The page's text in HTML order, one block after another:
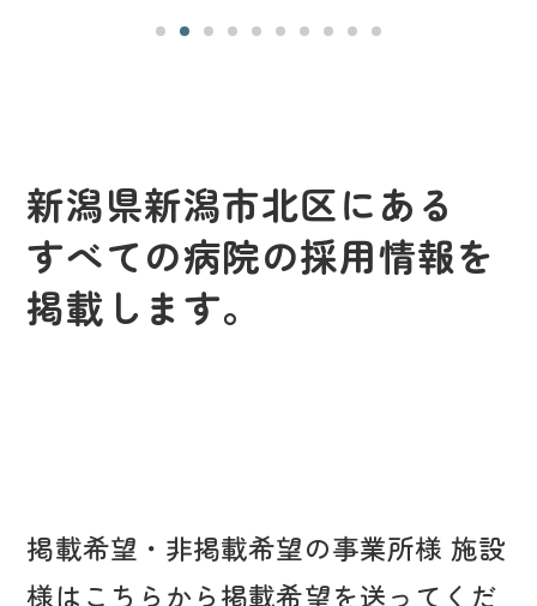
新潟県新潟市北区にある
すべての病院の採用情報を
掲載します。
掲載希望・非掲載希望の事業所様 施設
様はこちらから掲載希望を送ってくだ